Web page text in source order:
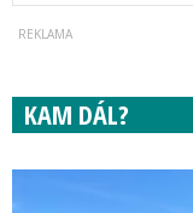
KAM DÁL?